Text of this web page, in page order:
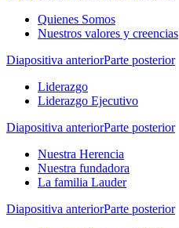
Quienes Somos
Nuestros valores y creencias
Diapositiva anteriorParte posterior
Liderazgo
Liderazgo Ejecutivo
Diapositiva anteriorParte posterior
Nuestra Herencia
Nuestra fundadora
La familia Lauder
Diapositiva anteriorParte posterior